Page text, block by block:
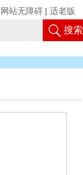
搜索
网站无障碍 适老版